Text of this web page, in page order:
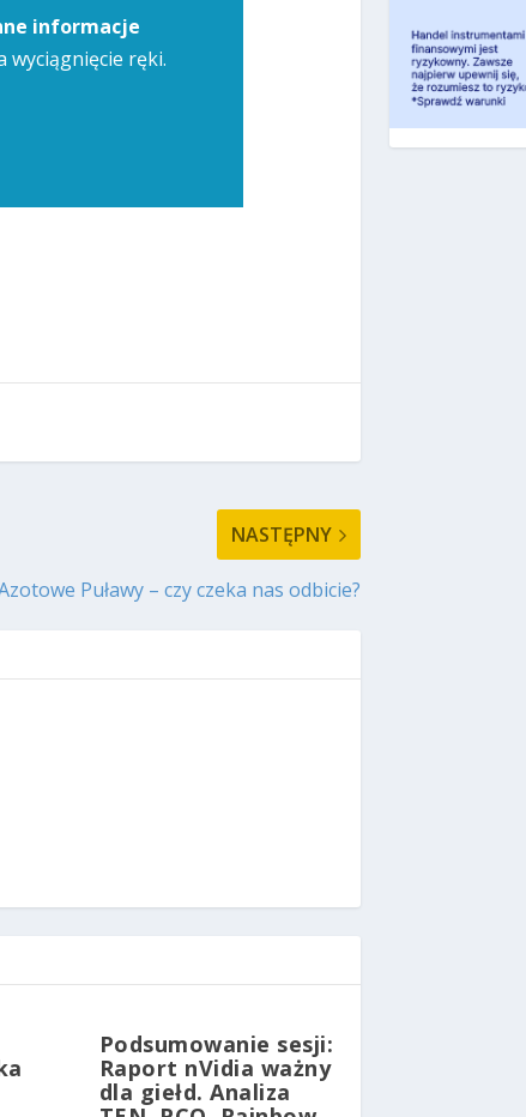
informacje
wyciągnięcie ręki.
NASTĘPNY
Puławy – czy czeka nas odbicie?
Podsumowanie sesji:
Raport nVidia ważny
dla giełd. Analiza